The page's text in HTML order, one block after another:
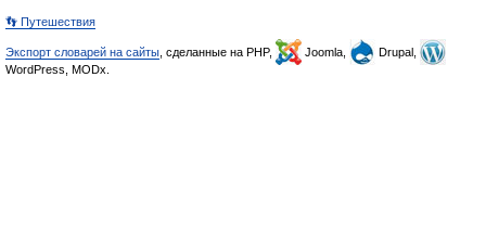
👣 Путешествия
Экспорт словарей на сайты , сделанные на PHP, Joomla,
Drupal,
WordPress, MODx.